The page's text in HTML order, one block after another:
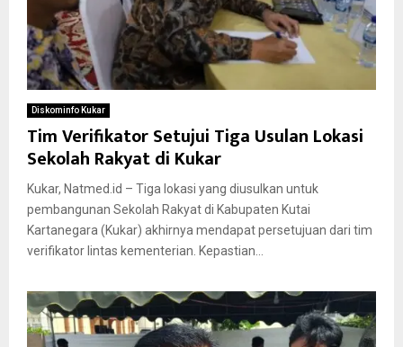
Diskominfo Kukar
Tim Verifikator Setujui Tiga Usulan Lokasi
Sekolah Rakyat di Kukar
Kukar, Natmed.id – Tiga lokasi yang diusulkan untuk
pembangunan Sekolah Rakyat di Kabupaten Kutai
Kartanegara (Kukar) akhirnya mendapat persetujuan dari tim
verifikator lintas kementerian. Kepastian...